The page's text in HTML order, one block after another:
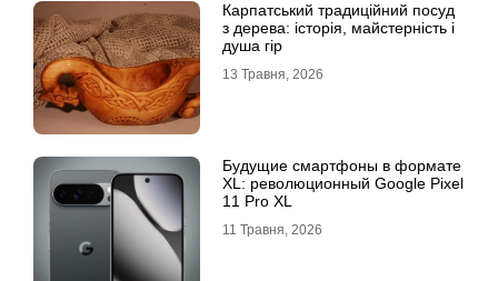
Карпатський традиційний посуд
з дерева: історія, майстерність і
душа гір
13 Травня, 2026
Будущие смартфоны в формате
XL: революционный Google Pixel
11 Pro XL
11 Травня, 2026